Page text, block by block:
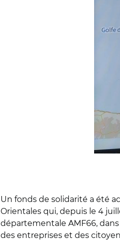
Un fonds de solidarité a été
Orientales qui, depuis le 4
départementale AMF66,
des entreprises et des